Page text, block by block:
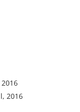
2016